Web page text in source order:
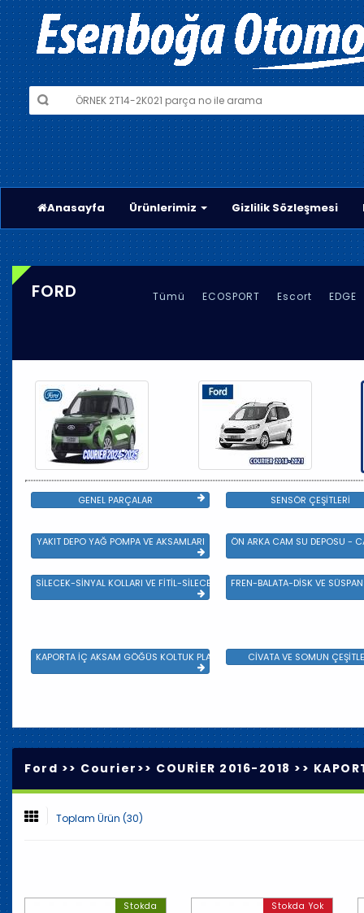
Anasayfa Ürünlerimiz Gizlilik Sözleşmesi
FORD Tümü ECOSPORT Escort EDGE
GENEL PARÇALAR SENSÖR ÇEŞİTLERİ
YAKIT DEPO YAĞ POMPA VE AKSAMLARI ÖN ARKA CAM SU DEPOSU -
SİLECEK-SİNYAL KOLLARI VE FİTİL-SİLECEK ÇEŞİTLERİFREN-BALATA-DİSK VE
KAPORTA İÇ AKSAM GÖĞÜS KOLTUK PLASTİK VE SAC AKSAM
CİVATA VE SOMUN
Ford >> Courier >> COURİER 2016-2018 >>
Toplam Ürün (30)
Stokda Stokda Yok